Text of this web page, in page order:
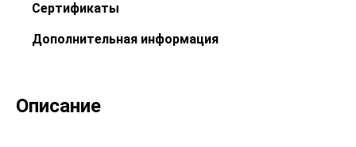
Сертификаты
Дополнительная информация
Описание